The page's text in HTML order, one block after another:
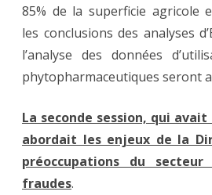
85% de la superficie agricole
les conclusions des analyses
l’analyse des données
phytopharmaceutiques seront
La seconde session, qui
abordait les enjeux de la
préoccupations du
fraudes.